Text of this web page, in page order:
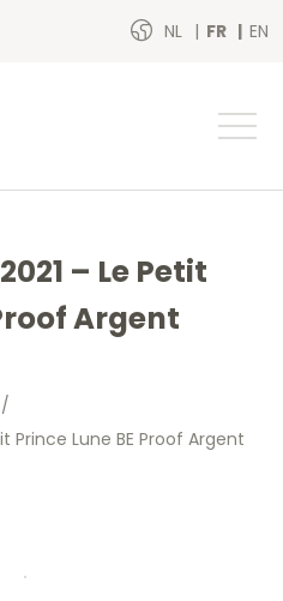
NL FR EN
– Le Petit
Argent
/
Prince Lune BE Proof Argent